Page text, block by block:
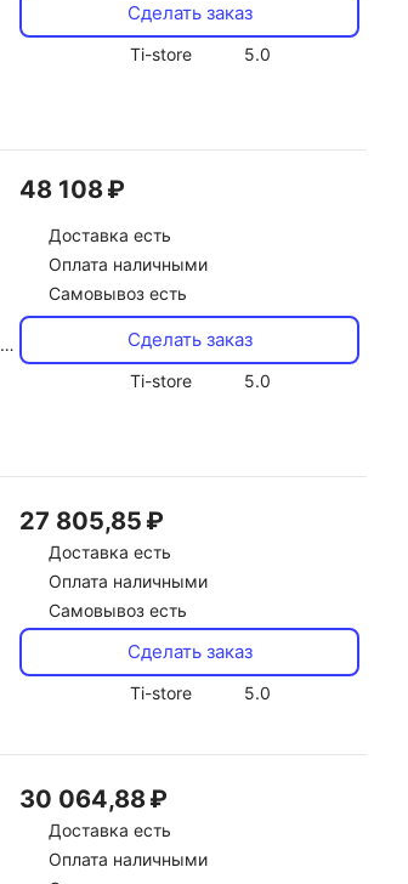
Сделать заказ
Ti-store 5.0
48 108 ₽
Доставка есть
Оплата наличными
Самовывоз есть
Сделать заказ
Ti-store 5.0
27 805,85 ₽
Доставка есть
Оплата наличными
Самовывоз есть
Сделать заказ
Ti-store 5.0
30 064,88 ₽
Доставка есть
Оплата наличными